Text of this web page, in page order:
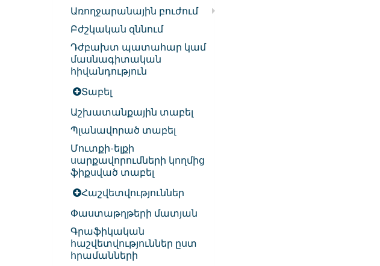
Առողջարանային բուժում
Բժշկական զննում
Դժբախտ պատահար կամ
մասնագիտական
հիվանդություն
Տաբել
Աշխատանքային տաբել
Պլանավորած տաբել
Մուտքի-ելքի
սարքավորումների կողմից
ֆիքսված տաբել
Հաշվետվություններ
Փաստաթղթերի մատյան
Գրաֆիկական
հաշվետվություններ ըստ
հրամանների